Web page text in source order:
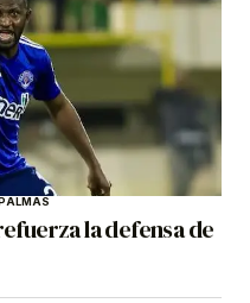
la defensa de